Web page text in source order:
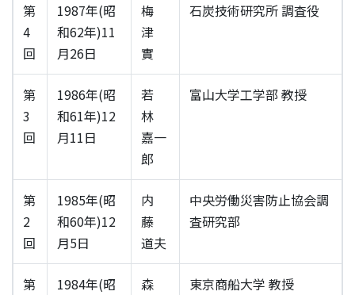
第
4
回
1987年(昭
和62年)11
月26日
梅
津
實
石炭技術研究所 調査役
第
3
回
1986年(昭
和61年)12
月11日
若
林
嘉一
郎
富山大学工学部 教授
第
2
回
1985年(昭
和60年)12
月5日
内
藤
道夫
中央労働災害防止協会調
査研究部
第
1984年(昭
森
東京商船大学 教授